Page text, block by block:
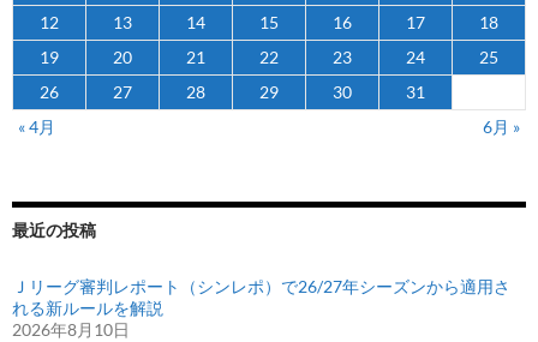
日
本
代
表
出
12
13 14 15 16 17
18
19
20 21 22 23 24
25
26
27 28 29 30
31
« 4月
6月 »
最近の投稿
Ｊリーグ審判レポート（シンレポ）で26/27年シーズンから適用さ
れる新ルールを解説
2026年8月10日